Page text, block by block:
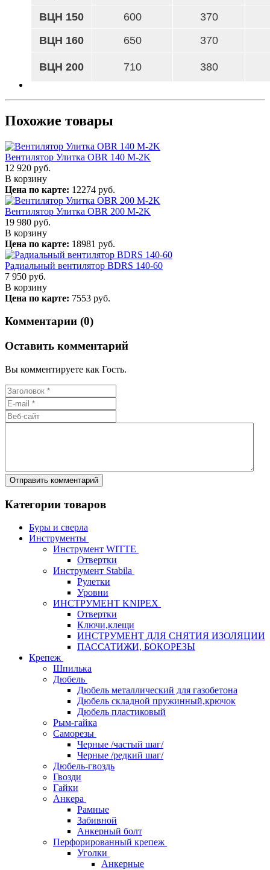
ВЦН 150
600
370
ВЦН 160
650 370
ВЦН 200 710 380
Похожие товары
Вентилятор Улитка OBR 140 M-2K
12 920 руб.
В корзину
Цена по карте: 12274 руб.
Вентилятор Улитка OBR 200 M-2K
19 980 руб.
В корзину
Цена по карте: 18981 руб.
Радиальный вентилятор BDRS 140-60
7 950 руб.
В корзину
Цена по карте: 7553 руб.
Комментарии (0)
Оставить комментарий
Вы комментируете как Гость.
Категории товаров
Буры и сверла
Инструменты
Инструмент WITTE
Отвертки
Инструмент Stabila
Рулетки
Уровни
ИНСТРУМЕНТ KNIPEX
Отвертки
Ключи,клещи
ИНСТРУМЕНТ ДЛЯ СНЯТИЯ ИЗОЛЯЦИИ
ПАССАТИЖИ, БОКОРЕЗЫ
Крепеж
Шпилька
Дюбель
Дюбель металлический для газобетона
Дюбель складной пружинный,крючок
Дюбель пластиковый
Рым-гайка
Саморезы
Черные /частый шаг/
Черные /редкий шаг/
Дюбель-гвоздь
Гвозди
Гайки
Анкера
Рамные
Забивной
Анкерный болт
Перфорированный крепеж
Уголки
Анкерные